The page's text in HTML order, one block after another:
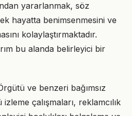
yararlanmak, söz
hayatta benimsenmesini ve
kolaylaştırmaktadır.
bu alanda belirleyici bir
ve benzeri bağımsız
çalışmaları, reklamcılık